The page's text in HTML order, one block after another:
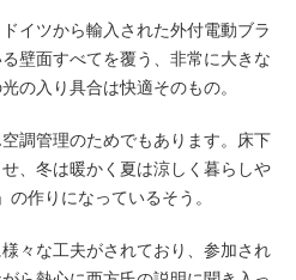
イツから輸入された外付電動ブラ
壁面すべてを覆う、非常に大きな
の入り具合は快適そのもの。
調管理のためでもあります。床下
、冬は暖かく夏は涼しく暮らしや
の作りになっているそう。
々な工夫がされており、参加され